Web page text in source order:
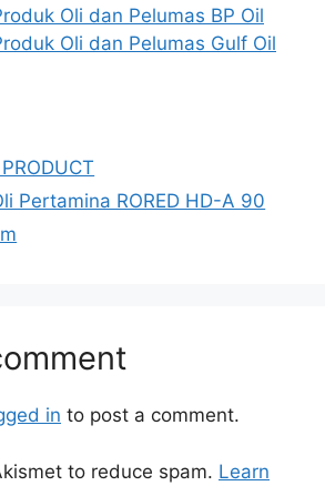
Oli dan Pelumas BP Oil
Oli dan Pelumas Gulf Oil
Pertamina RORED HD-A 90
in to post a comment.
to reduce spam. Learn